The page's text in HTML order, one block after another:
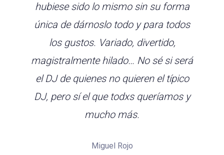
hubiese sido lo mismo sin su forma
única de dárnoslo todo y para todos
los gustos. Variado, divertido,
magistralmente hilado… No sé si será
el DJ de quienes no quieren el típico
DJ, pero sí el que todxs queríamos y
mucho más.
Miguel Rojo